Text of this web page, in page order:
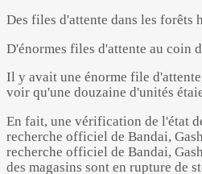
Des files d'attente dans les forêts
D'énormes files d'attente au coin
Il y avait une énorme file
voir qu'une douzaine d'unités
En fait, une vérification de l'état
recherche officiel de Bandai,
recherche officiel de Bandai,
des magasins sont en rupture de